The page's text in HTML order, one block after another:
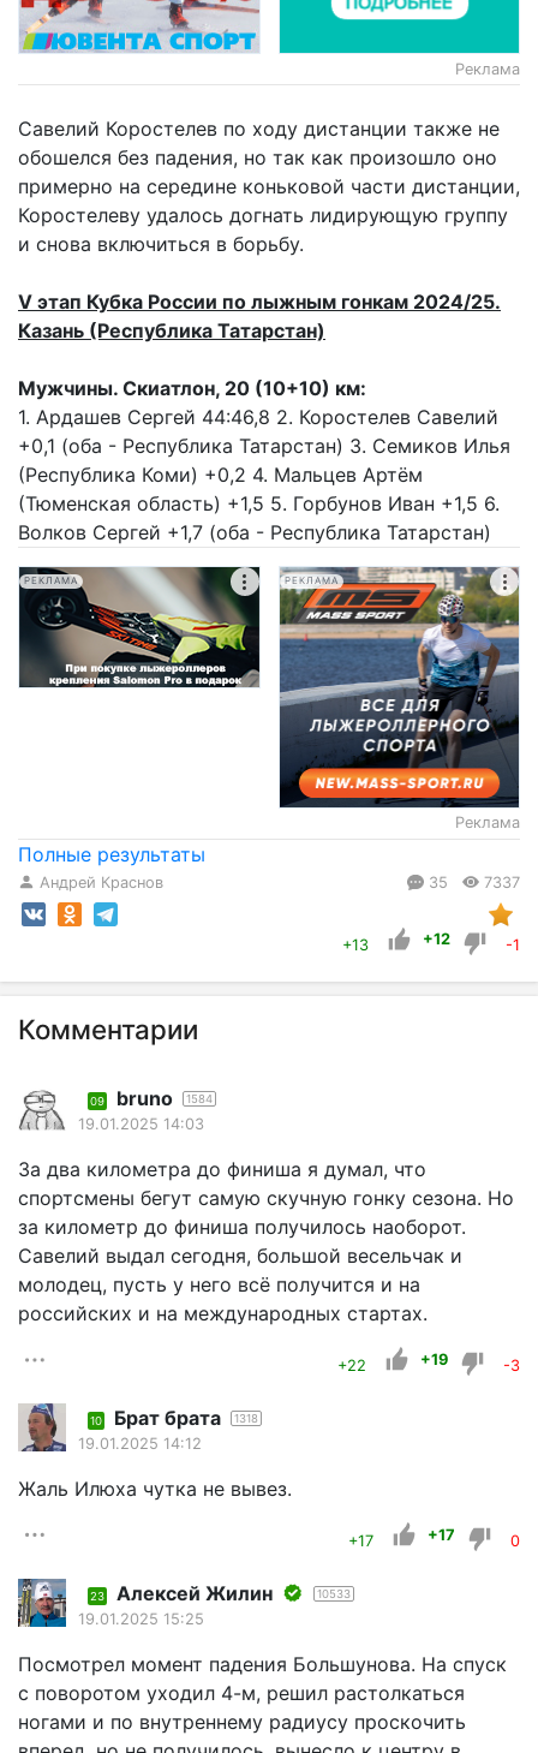
Реклама
Савелий Коростелев по ходу дистанции также не
обошелся без падения, но так как произошло оно
примерно на середине коньковой части дистанции,
Коростелеву удалось догнать лидирующую группу
и снова включиться в борьбу.
V этап Кубка России по лыжным гонкам 2024/25.
Казань (Республика Татарстан)
Мужчины. Скиатлон, 20 (10+10) км:
1. Ардашев Сергей 44:46,8 2. Коростелев Савелий
+0,1 (оба - Республика Татарстан) 3. Семиков Илья
(Республика Коми) +0,2 4. Мальцев Артём
(Тюменская область) +1,5 5. Горбунов Иван +1,5 6.
Волков Сергей +1,7 (оба - Республика Татарстан)
РЕКЛАМА РЕКЛАМА
Реклама
Полные результаты
Андрей Краснов 35 7337
+13 +12 -1
Комментарии
09 bruno 1584
19.01.2025 14:03
За два километра до финиша я думал, что
спортсмены бегут самую скучную гонку сезона. Но
за километр до финиша получилось наоборот.
Савелий выдал сегодня, большой весельчак и
молодец, пусть у него всё получится и на
российских и на международных стартах.
+22 +19 -3
10 Брат брата 1318
19.01.2025 14:12
Жаль Илюха чутка не вывез.
+17 +17 0
23 Алексей Жилин 10533
19.01.2025 15:25
Посмотрел момент падения Большунова. На спуск
с поворотом уходил 4-м, решил растолкаться
ногами и по внутреннему радиусу проскочить